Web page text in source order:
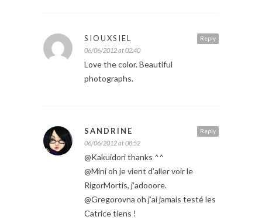
Reply
SIOUXSIEL
06/06/2012 at 02:40
Love the color. Beautiful
photographs.
Reply
SANDRINE
06/06/2012 at 08:52
@Kakuidori thanks ^^
@Mini oh je vient d’aller voir le
RigorMortis, j’adooore.
@Gregorovna oh j’ai jamais testé les
Catrice tiens !